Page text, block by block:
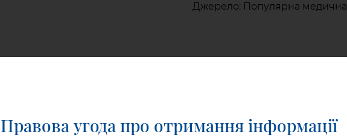
Джерело: Популярна медична
Правова угода про отримання інформації